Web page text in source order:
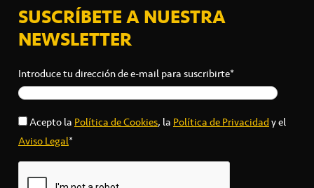
SUSCRÍBETE A NUESTRA
NEWSLETTER
Introduce tu dirección de e-mail para suscribirte*
Acepto laPolítica de Cookies, laPolítica de Privacidady el
Aviso Legal*